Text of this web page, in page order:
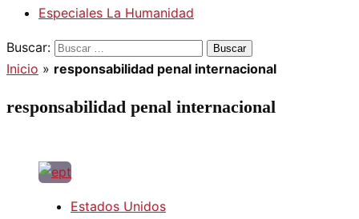
Especiales La Humanidad
Buscar:
Inicio » responsabilidad penal internacional
responsabilidad penal internacional
Estados Unidos